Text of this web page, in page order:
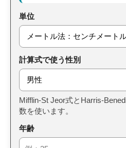
単位
計算式で使う性別
Mifflin-St Jeor式とHarris-
数を使います。
年齢